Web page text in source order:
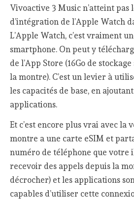
Vivoactive 3 Music n’atteint pas
d’intégration de l’Apple Watch
L’Apple Watch, c’est vraiment
smartphone. On peut y
de l’App Store (16Go de
la montre). C’est un levier à
les capacités de base, en
applications.
Et c’est encore plus vrai avec la
montre a une carte eSIM et
numéro de téléphone que votre
recevoir des appels depuis la
décrocher) et les applications
capables d’utiliser cette